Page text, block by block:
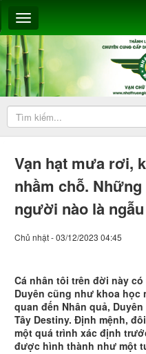
Vạn hạt mưa rơi,
nhầm chỗ.
người nào là
Chủ nhật - 03/12/2023 04:45
Cá nhân tôi trên đời này
Duyên cũng như khoa
quan đến Nhân quả,
Tây Destiny. Định mệnh,
một quá trình xác định
được hình thành như một